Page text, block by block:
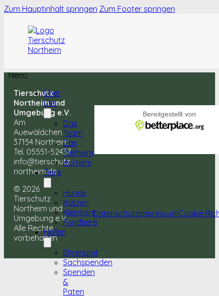
Zum Hauptinhalt springen Zum Footer springen
Menü
Über
Uns
Das
Team
Das
Tierheim
Karriere
Tiere
Hunde
Katzen
Kleintiere
Fundtiere
Helfen
Ehrenamt
Sachspenden
Spenden
&
Paten
Tierschutz
Northeim und
Umgebung e.V.
Am
Auewäldchen
37154 Northeim
Tel. 05551-52437
info@tierschutz-
northeim.de
© 2026
Tierschutz
Northeim und
Umgebung e.V.
Alle Rechte
vorbehalten
DatenschutzImpressumCookie